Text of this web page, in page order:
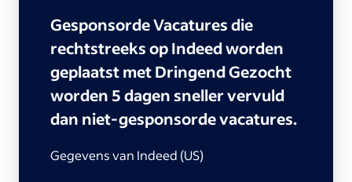
Gesponsorde Vacatures die
rechtstreeks op Indeed worden
geplaatst met Dringend Gezocht
worden 5 dagen sneller vervuld
dan niet-gesponsorde vacatures.
Gegevens van Indeed (US)